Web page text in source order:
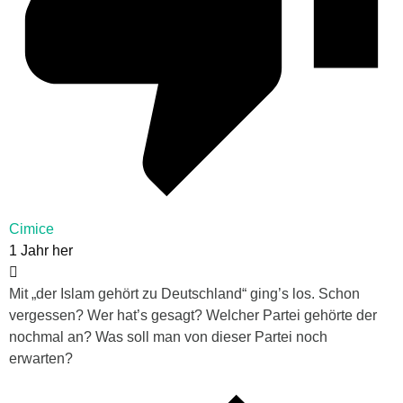
Cimice
1 Jahr her
Mit „der Islam gehört zu Deutschland“ ging’s los. Schon
vergessen? Wer hat’s gesagt? Welcher Partei gehörte der
nochmal an? Was soll man von dieser Partei noch
erwarten?